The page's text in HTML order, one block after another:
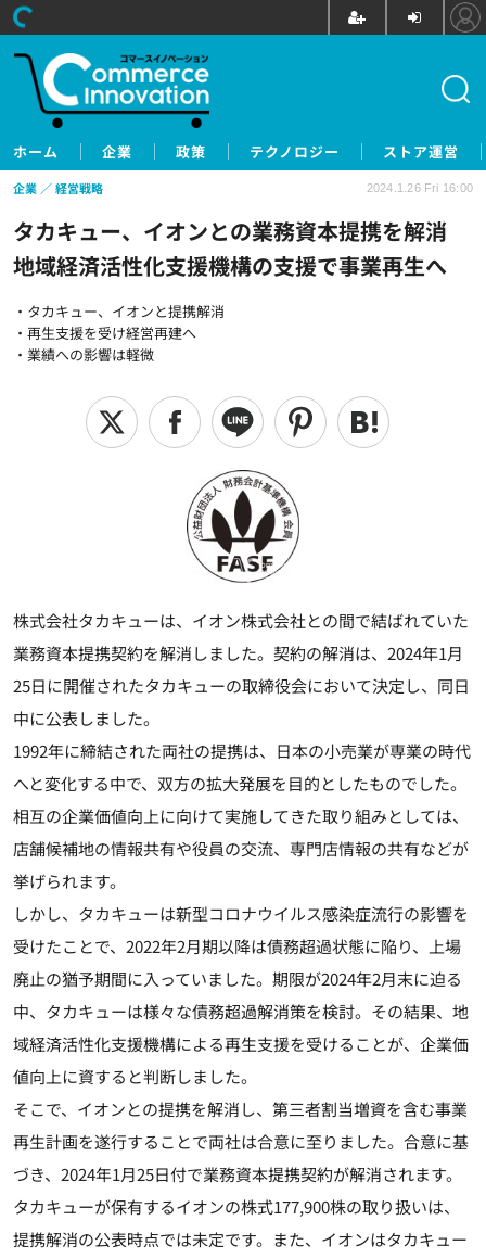
ホーム 企業 政策 テクノロジー ストア運営
タカキュー、イオンとの業務資本提携を解消
地域経済活性化支援機構の支援で事業再生へ
・タカキュー、イオンと提携解消
・再生支援を受け経営再建へ
・業績への影響は軽微
企業 経営戦略 2024.1.26 Fri 16:00
株式会社タカキューは、イオン株式会社との間で結ばれていた
業務資本提携契約を解消しました。契約の解消は、2024年1月
25日に開催されたタカキューの取締役会において決定し、同日
中に公表しました。
1992年に締結された両社の提携は、日本の小売業が専業の時代
へと変化する中で、双方の拡大発展を目的としたものでした。
相互の企業価値向上に向けて実施してきた取り組みとしては、
店舗候補地の情報共有や役員の交流、専門店情報の共有などが
挙げられます。
しかし、タカキューは新型コロナウイルス感染症流行の影響を
受けたことで、2022年2月期以降は債務超過状態に陥り、上場
廃止の猶予期間に入っていました。期限が2024年2月末に迫る
中、タカキューは様々な債務超過解消策を検討。その結果、地
域経済活性化支援機構による再生支援を受けることが、企業価
値向上に資すると判断しました。
そこで、イオンとの提携を解消し、第三者割当増資を含む事業
再生計画を遂行することで両社は合意に至りました。合意に基
づき、2024年1月25日付で業務資本提携契約が解消されます。
タカキューが保有するイオンの株式177,900株の取り扱いは、
提携解消の公表時点では未定です。また、イオンはタカキュー